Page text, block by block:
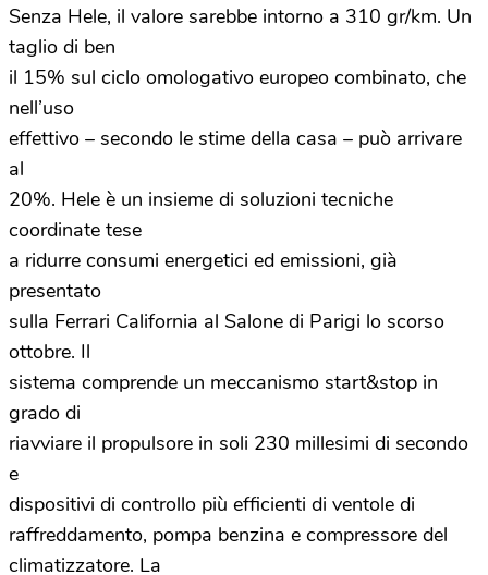
Senza Hele, il valore sarebbe intorno a 310 gr/km. Un
taglio di ben
il 15% sul ciclo omologativo europeo combinato, che
nell’uso
effettivo – secondo le stime della casa – può arrivare
al
20%. Hele è un insieme di soluzioni tecniche
coordinate tese
a ridurre consumi energetici ed emissioni, già
presentato
sulla Ferrari California al Salone di Parigi lo scorso
ottobre. Il
sistema comprende un meccanismo start&stop in
grado di
riavviare il propulsore in soli 230 millesimi di secondo
e
dispositivi di controllo più efficienti di ventole di
raffreddamento, pompa benzina e compressore del
climatizzatore. La